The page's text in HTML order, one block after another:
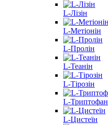
L-Лізін
L-Метіонін
L-Пролін
L-Теанін
L-Тірозін
L-Триптофан
L-Цистеїн